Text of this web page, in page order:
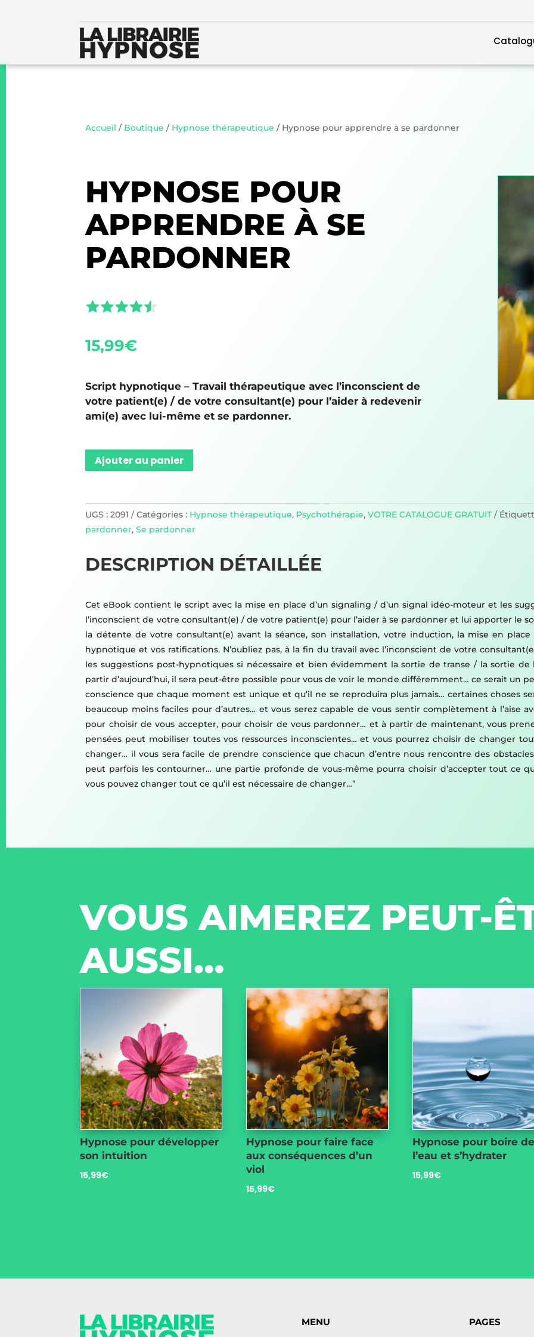
Accueil / Boutique / Hypnose thérapeutique / Hypnose pour apprendre à se pardonner
HYPNOSE POUR
APPRENDRE À SE
PARDONNER
15,99€
Script hypnotique – Travail thérapeutique avec l’inconscient de
votre patient(e) / de votre consultant(e) pour l’aider à redevenir
ami(e) avec lui-même et se pardonner.
Ajouter au panier
UGS :2091 Catégories : Hypnose thérapeutique, Psychothérapie,VOTRE CATALOGUE GRATUIT
pardonner,Se pardonner
DESCRIPTION DÉTAILLÉE
Cet eBook contient le script avec la mise en place d’un signaling / d’un signal idéo-moteur et les
l’inconscient de votre consultant(e) / de votre patient(e) pour l’aider à se pardonner et lui apporter le
la détente de votre consultant(e) avant la séance, son installation, votre induction, la mise en place
hypnotique et vos ratifications. N’oubliez pas, à la fin du travail avec l’inconscient de votre
les suggestions post-hypnotiques si nécessaire et bien évidemment la sortie de transe / la sortie
partir d’aujourd’hui, il sera peut-être possible pour vous de voir le monde différemment… ce serait un
conscience que chaque moment est unique et qu’il ne se reproduira plus jamais… certaines choses
beaucoup moins faciles pour d’autres… et vous serez capable de vous sentir complètement à l’aise
pour choisir de vous accepter, pour choisir de vous pardonner… et à partir de maintenant, vous
pensées peut mobiliser toutes vos ressources inconscientes… et vous pourrez choisir de changer
changer… il vous sera facile de prendre conscience que chacun d’entre nous rencontre des
peut parfois les contourner… une partie profonde de vous-même pourra choisir d’accepter tout ce
vous pouvez changer tout ce qu’il est nécessaire de changer…”
VOUS AIMEREZ PEUT-
AUSSI…
Hypnose pour développer
son intuition
15,99€
Hypnose pour faire face
aux conséquences d’un
viol
15,99€
Hypnose pour boire
l’eau et s’hydrater
15,99€
MENU PAGES